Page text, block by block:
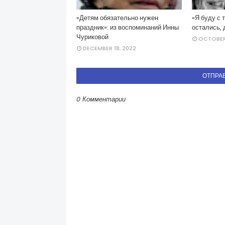
«Детям обязательно нужен
праздник»: из воспоминаний Инны
Чуриковой
DECEMBER 18, 2022
«Я буду с
остались,
0 Комментарии